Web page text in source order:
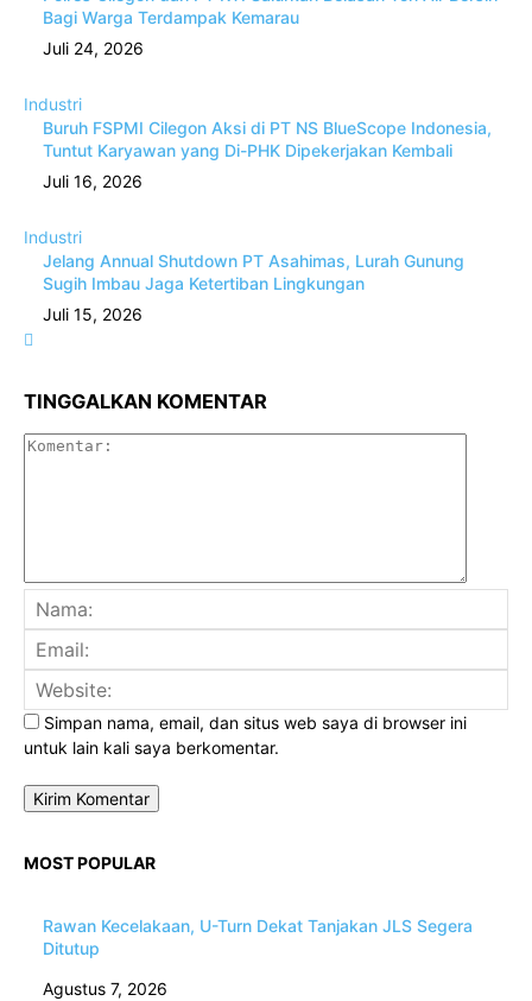
Bagi Warga Terdampak Kemarau
Juli 24, 2026
Industri
Buruh FSPMI Cilegon Aksi di PT NS BlueScope Indonesia,
Tuntut Karyawan yang Di-PHK Dipekerjakan Kembali
Juli 16, 2026
Industri
Jelang Annual Shutdown PT Asahimas, Lurah Gunung
Sugih Imbau Jaga Ketertiban Lingkungan
Juli 15, 2026
TINGGALKAN KOMENTAR
Simpan nama, email, dan situs web saya di browser ini
untuk lain kali saya berkomentar.
MOST POPULAR
Rawan Kecelakaan, U-Turn Dekat Tanjakan JLS Segera
Ditutup
Agustus 7, 2026